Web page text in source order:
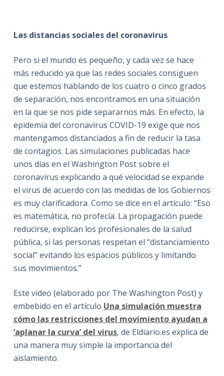
Las distancias sociales del coronavirus
Pero si el mundo es pequeño, y cada vez se hace
más reducido ya que las redes sociales consiguen
que estemos hablando de los cuatro o cinco grados
de separación, nos encontramos en una situación
en la que se nos pide separarnos más. En efecto, la
epidemia del coronavirus COVID-19 exige que nos
mantengamos distanciados a fin de reducir la tasa
de contagios. Las simulaciones publicadas hace
unos días en el Washington Post sobre el
coronavirus explicando a qué velocidad se expande
el virus de acuerdo con las medidas de los Gobiernos
es muy clarificadora. Como se dice en el artículo: “Eso
es matemática, no profecía. La propagación puede
reducirse, explican los profesionales de la salud
pública, si las personas respetan el “distanciamiento
social” evitando los espacios públicos y limitando
sus movimientos.”
Este video (elaborado por The Washington Post) y
embebido en el artículo Una simulación muestra
cómo las restricciones del movimiento ayudan a
‘aplanar la curva’ del virus, de Eldiario.es explica de
una manera muy simple la importancia del
aislamiento.